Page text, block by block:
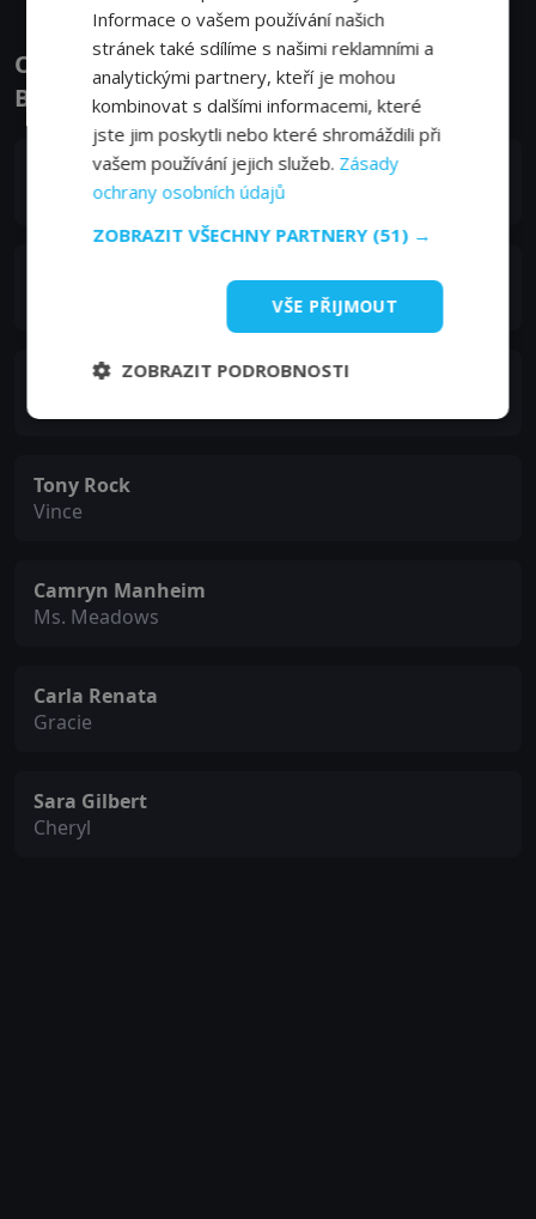
Obsazení filmu nebo pořadu Living
Biblically - Herci a tvůrci
Jay R. Ferguson
Chip Curry
David Krumholtz
Tony Rock
Vince
Camryn Manheim
Ms. Meadows
Carla Renata
Gracie
Sara Gilbert
Cheryl
Informace o vašem používání našich
stránek také sdílíme s našimi reklamními a
analytickými partnery, kteří je mohou
kombinovat s dalšími informacemi, které
jste jim poskytli nebo které shromáždili při
vašem používání jejich služeb. Zásady
ochrany osobních údajů
ZOBRAZIT VŠECHNY PARTNERY (51) →
VŠE PŘIJMOUT
ZOBRAZIT PODROBNOSTI